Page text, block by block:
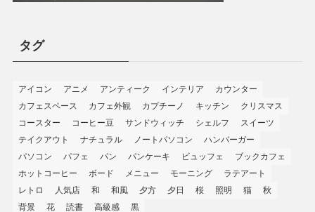
タグ
アイコン アニメ アンティーク インテリア
カウンター
カフェスペース
カフェ外観 カプチーノ キッチン
クリスマス
コースター
コーヒー豆 サンドウィッチ シェルフ
スイーツ
テイクアウト
ナチュラル ノートパソコン
ハンバーガー
パソコン
パフェ パン パンケーキ ビュッフェ
ブックカフェ
ホットコーヒー
ボード メニュー モーニング
ラテアート
レトロ
人気店 和 和風 夕方 夕日 桜 照明 猫
秋
背景
花 読書 高級感 黒